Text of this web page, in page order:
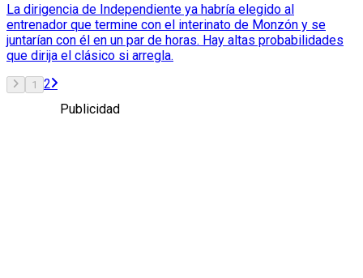
La dirigencia de Independiente ya habría elegido al
entrenador que termine con el interinato de Monzón y se
juntarían con él en un par de horas. Hay altas probabilidades
que dirija el clásico si arregla.
1
2
Publicidad